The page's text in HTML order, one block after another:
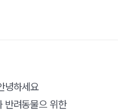
녕하세요
반려동물으 위한